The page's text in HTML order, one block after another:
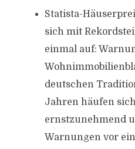
Statista-
sich mit
einmal auf:
deutschen
Jahren häufen
ernstzunehmend
Warnungen vor